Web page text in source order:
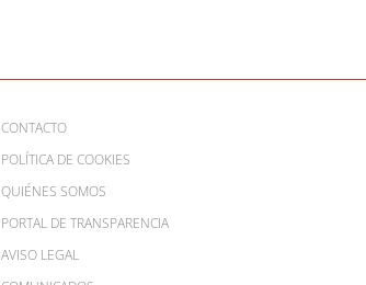
CONTACTO
POLÍTICA DE COOKIES
QUIÉNES SOMOS
PORTAL DE TRANSPARENCIA
AVISO LEGAL